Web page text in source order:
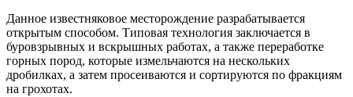
Данное известняковое месторождение разрабатывается
открытым способом. Типовая технология заключается в
буровзрывных и вскрышных работах, а также переработке
горных пород, которые измельчаются на нескольких
дробилках, а затем просеиваются и сортируются по фракциям
на грохотах.